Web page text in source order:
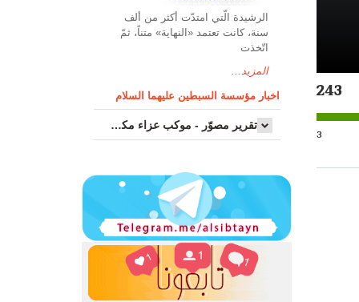
243
3
الرشیدة الّتي امتدّت أكثر من ألف
سنة، كانت تعتمد «النهاية» متناً، ثمّ
اتّخذت
المزيد...
اخبار مؤسسة السبطين عليهما السلام
تقرير مصوّر - موكب عزاء مکتب سماحة اية الله السيد مرتضى الموسوي الاصفهاني في يوم إستشهاد السيدة فاطم...